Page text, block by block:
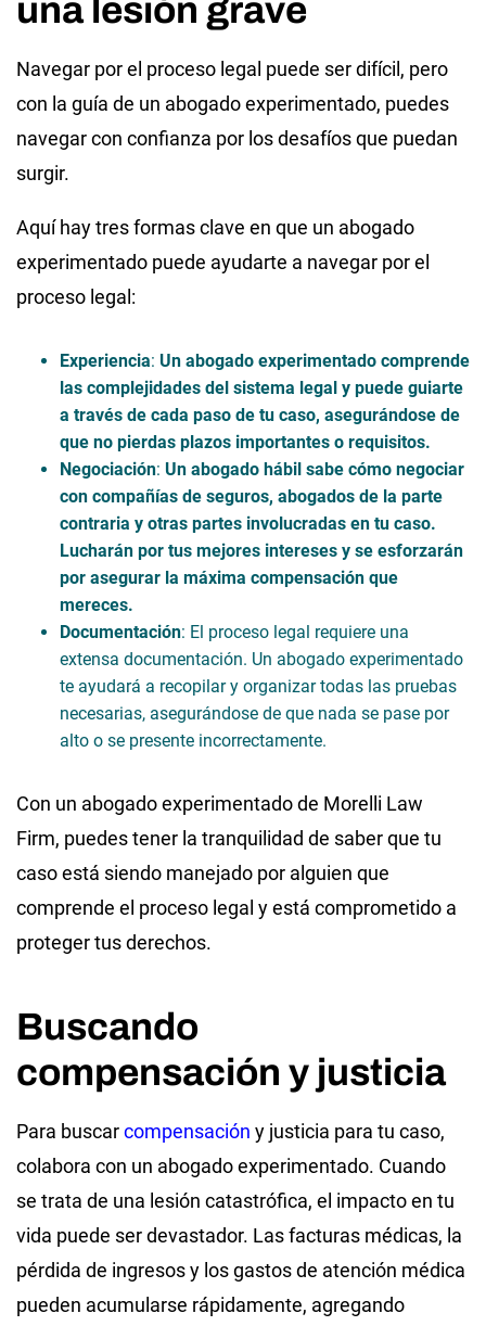
una lesión grave
Navegar por el proceso legal puede ser difícil, pero
con la guía de un abogado experimentado, puedes
navegar con confianza por los desafíos que puedan
surgir.
Aquí hay tres formas clave en que un abogado
experimentado puede ayudarte a navegar por el
proceso legal:
Experiencia: Un abogado experimentado comprende
las complejidades del sistema legal y puede guiarte
a través de cada paso de tu caso, asegurándose de
que no pierdas plazos importantes o requisitos.
Negociación: Un abogado hábil sabe cómo negociar
con compañías de seguros, abogados de la parte
contraria y otras partes involucradas en tu caso.
Lucharán por tus mejores intereses y se esforzarán
por asegurar la máxima compensación que
mereces.
Documentación: El proceso legal requiere una
extensa documentación. Un abogado experimentado
te ayudará a recopilar y organizar todas las pruebas
necesarias, asegurándose de que nada se pase por
alto o se presente incorrectamente.
Con un abogado experimentado de Morelli Law
Firm, puedes tener la tranquilidad de saber que tu
caso está siendo manejado por alguien que
comprende el proceso legal y está comprometido a
proteger tus derechos.
Buscando
compensación y justicia
Para buscarcompensación y justicia para tu caso,
colabora con un abogado experimentado. Cuando
se trata de una lesión catastrófica, el impacto en tu
vida puede ser devastador. Las facturas médicas, la
pérdida de ingresos y los gastos de atención médica
pueden acumularse rápidamente, agregando